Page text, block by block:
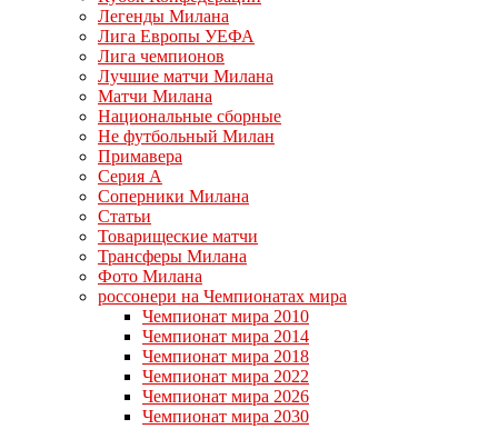
Легенды Милана
Лига Европы УЕФА
Лига чемпионов
Лучшие матчи Милана
Матчи Милана
Национальные сборные
Не футбольный Милан
Примавера
Серия А
Соперники Милана
Статьи
Товарищеские матчи
Трансферы Милана
Фото Милана
россонери на Чемпионатах мира
Чемпионат мира 2010
Чемпионат мира 2014
Чемпионат мира 2018
Чемпионат мира 2022
Чемпионат мира 2026
Чемпионат мира 2030